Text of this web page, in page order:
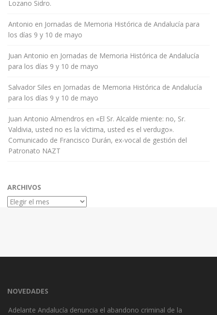
Lozano Sidro.
Antonio en Jornadas de Memoria Histórica de Andalucía para
los días 9 y 10 de mayo
Juan Antonio en Jornadas de Memoria Histórica de Andalucía
para los días 9 y 10 de mayo
Salvador Siles en Jornadas de Memoria Histórica de Andalucía
para los días 9 y 10 de mayo
Juan Antonio Almendros en «El Sr. Alcalde miente: no, Sr.
Valdivia, usted no es la víctima, usted es el verdugo».
Comunicado de Francisco Durán, ex-vocal de gestión del
Patronato NAZT
ARCHIVOS
Archivos
NOVEDADES
Adelante Andalucía denuncia el abandono criminal de la